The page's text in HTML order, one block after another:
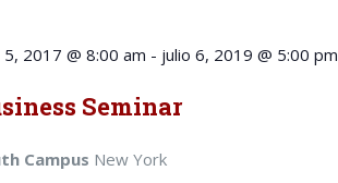
5, 2017 @ 8:00 am - julio 6, 2019 @ 5:00 pm
Seminar
Campus New York